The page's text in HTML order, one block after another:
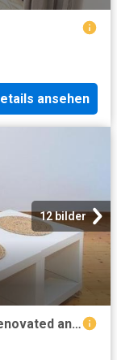
ansehen
12 bilder
For companies and expats* In 2024 renovated and new furnished apartment on the 5th floor – old building without elevator